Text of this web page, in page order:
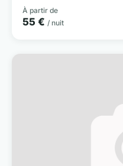
À partir de
55 € / nuit